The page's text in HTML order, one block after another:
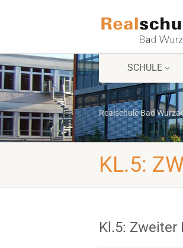
SCHULE
Realschule Bad
KL.5:
Kl.5: Zweiter